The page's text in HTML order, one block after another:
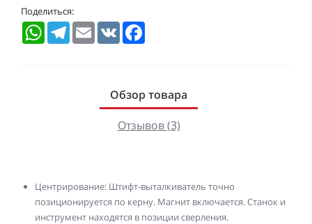
Поделиться:
WhatsAppTelegramEmail VK
Обзор товара
Отзывов (3)
Центрирование: Штифт-выталкиватель точно
позиционируется по керну. Магнит включается. Станок и
инструмент находятся в позиции сверления.